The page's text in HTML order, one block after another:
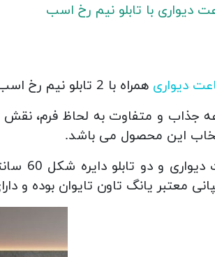
دیواری با تابلو نیم رخ اسب
دیواری همراه با 2 تابلو نیم رخ اسب میتوانید به دیوار پذیرایی خود روح ببخشید.
جذاب و متفاوت به لحاظ فرم، نقش
این محصول می باشد.
تابلو دایره شکل 60 سانتی متر میباشد و در رنگهای
معتبر یانگ تاون تایوان بوده و